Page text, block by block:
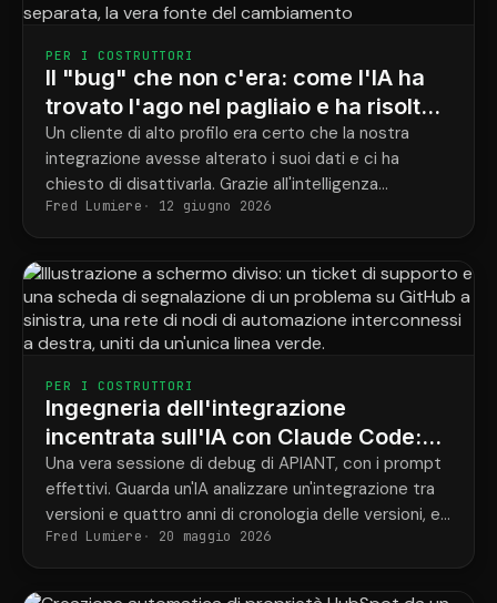
PER I COSTRUTTORI
Il "bug" che non c'era: come l'IA ha
trovato l'ago nel pagliaio e ha risolto il
problema di integrazione in pochi
minuti.
Un cliente di alto profilo era certo che la nostra
integrazione avesse alterato i suoi dati e ci ha
chiesto di disattivarla. Grazie all'intelligenza
artificiale integrata in ogni livello della piattaforma,
abbiamo ricostruito l'intera cronologia di un record e
dimostrato, con tanto di prove, che la modifica
proveniva da un'applicazione di terze parti a monte.
Fred Lumiere 12 giugno 2026
PER I COSTRUTTORI
Ingegneria dell'integrazione
incentrata sull'IA con Claude Code:
una vera sessione di debug
Una vera sessione di debug di APIANT, con i prompt
effettivi. Guarda un'IA analizzare un'integrazione tra
versioni e quattro anni di cronologia delle versioni, e
osserva l'intuizione di uno sviluppatore bloccare una
regressione che il codice sorgente non aveva mai
registrato.
Fred Lumiere 20 maggio 2026